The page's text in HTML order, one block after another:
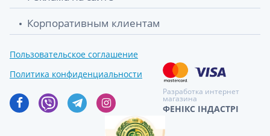
Корпоративным клиентам
Пользовательское соглашение
Политика конфиденциальности
Разработка интернет
магазина
ФЕНІКС ІНДАСТРІ